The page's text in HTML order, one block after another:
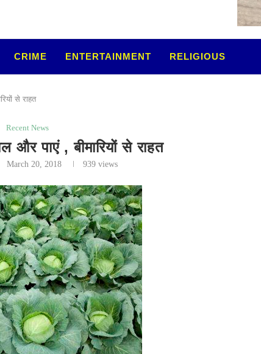
CRIME ENTERTAINMENT RELIGIOUS
से राहत
Recent News
और पाएं , बीमारियों से राहत
March 20, 2018 939 views